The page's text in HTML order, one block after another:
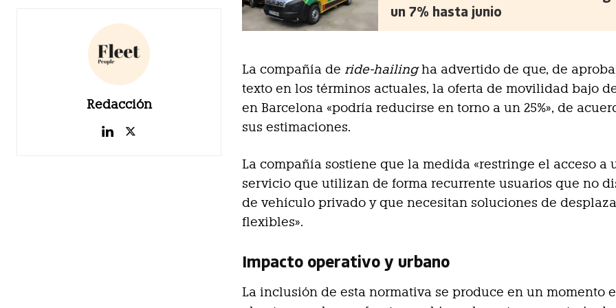
Redacción
un 7% hasta junio
La compañía de ride-hailingha advertido de que, de
texto en los términos actuales, la oferta de movilidad bajo
en Barcelona «podría reducirse en torno a un 25%», de
sus estimaciones.
La compañía sostiene que la medida «restringe el acceso a
servicio que utilizan de forma recurrente usuarios que no
de vehículo privado y que necesitan soluciones de
flexibles».
Impacto operativo y urbano
La inclusión de esta normativa se produce en un momento